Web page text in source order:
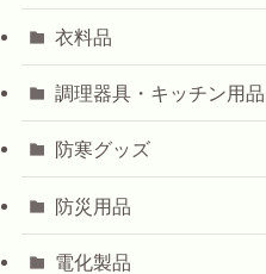
衣料品
調理器具・キッチン用品
防寒グッズ
防災用品
電化製品